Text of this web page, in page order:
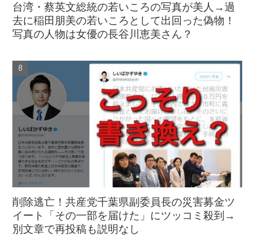
台湾・蔡英文総統の若いころの写真が美人→過
去に稲田朋美の若いころとして出回った偽物！
写真の人物は女優の長谷川恵美さん？
削除逃亡！共産党千葉県副委員長の災害募金ツ
イート「その一部を届けた」にツッコミ殺到→
別文章で再投稿も説明なし